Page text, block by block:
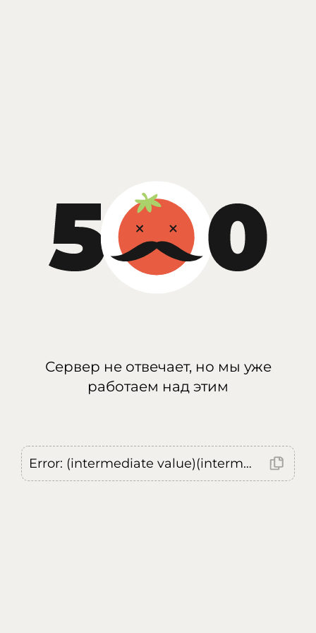
Сервер не отвечает, но мы уже
работаем над этим
Error: (intermediate value)(intermediate value)(intermediate value).replaceAll is not a function